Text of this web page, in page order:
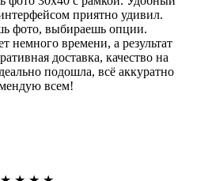
приятно удивил.
фото, выбираешь опции.
немного времени, а результат
доставка, качество на
подошла, всё аккуратно
всем!